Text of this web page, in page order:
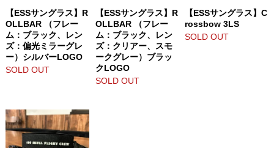
【ESSサングラス】R
OLLBAR （フレー
ム：ブラック、レン
ズ：偏光ミラーグレ
ー）シルバーLOGO
SOLD OUT
【ESSサングラス】R
OLLBAR （フレー
ム：ブラック、レン
ズ：クリアー、スモ
ークグレー）ブラッ
クLOGO
SOLD OUT
【ESSサングラス】C
rossbow 3LS
SOLD OUT